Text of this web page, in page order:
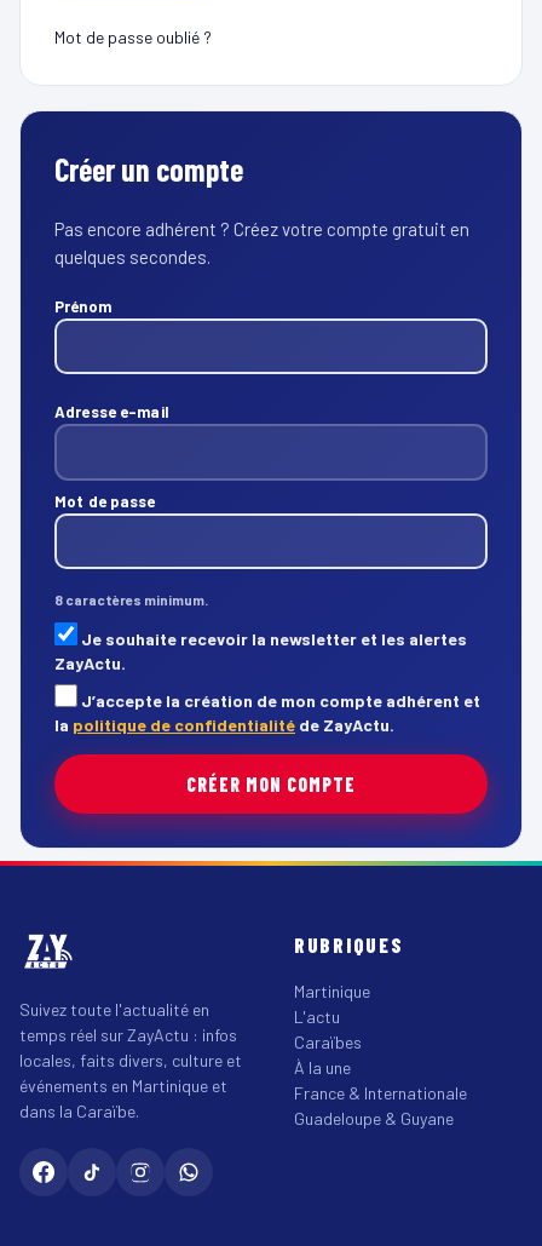
Mot de passe oublié ?
Créer un compte
Pas encore adhérent ? Créez votre compte gratuit en
quelques secondes.
Prénom
Adresse e-mail
Mot de passe
8 caractères minimum.
Je souhaite recevoir la newsletter et les alertes
ZayActu.
J’accepte la création de mon compte adhérent et
la politique de confidentialité de ZayActu.
CRÉER MON COMPTE
Suivez toute l'actualité en
temps réel sur ZayActu : infos
locales, faits divers, culture et
événements en Martinique et
dans la Caraïbe.
RUBRIQUES
Martinique
L'actu
Caraïbes
À la une
France & Internationale
Guadeloupe & Guyane